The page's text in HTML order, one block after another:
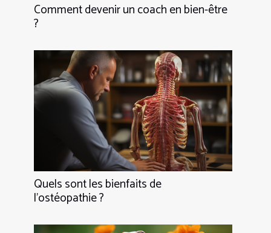
Comment devenir un coach en bien-être
?
Quels sont les bienfaits de
l’ostéopathie ?